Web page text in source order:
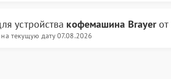
устройства кофемашина Brayer от
текущую дату 07.08.2026